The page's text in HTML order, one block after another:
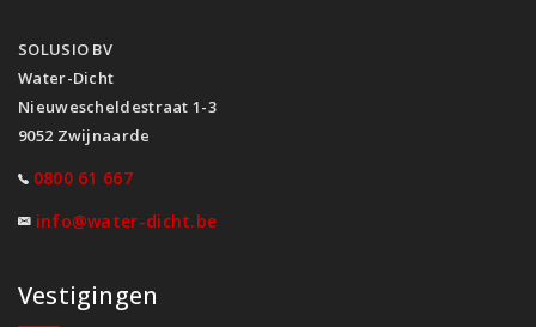
SOLUSIO BV
Water-Dicht
Nieuwescheldestraat 1-3
9052 Zwijnaarde
0800 61 667
info@water-dicht.be
Vestigingen